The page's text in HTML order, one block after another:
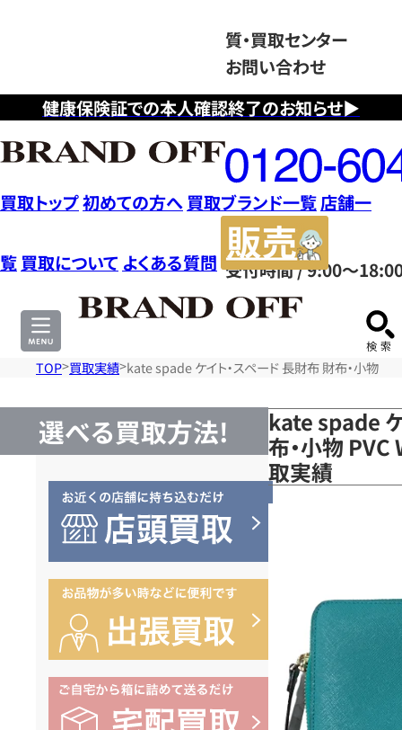
健康保険証での本人確認終了のお知らせ▶
質・買取センター
お問い合わせ
フ
リ
ー
ダ
イ
ヤ
ル
0120604117
受付時間 / 9:00～
買取トップ初めての方へ 買取ブランド一覧店舗一
覧 買取について よくある質問
サ
TOP 買取実績 kate spade ケイト・スペード 長財布 財布・小物
選べる買取方法!
kate spade
布・小物
取実績